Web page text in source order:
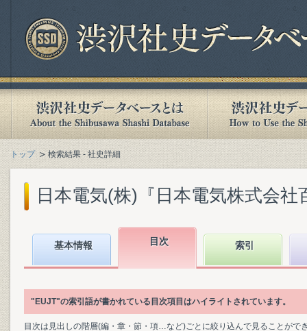
トップ 検索結果 - 社史詳細
日本電気(株)『日本電気株式会社
基本情報 目次 索引
"EUJT"の索引語が書かれている目次項目はハイライトされています。
目次は見出しの階層(編・章・節・項…など)ごとに絞り込んで見ることがで